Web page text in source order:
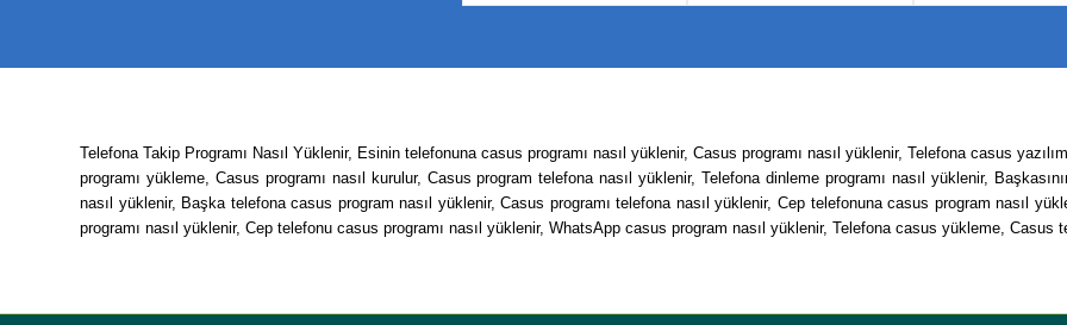
Telefona Takip Programı Nasıl Yüklenir, Esinin telefonuna casus programı nasıl yüklenir, Casus programı nasıl yüklenir, Telefona casus
programı yükleme, Casus programı nasıl kurulur, Casus program telefona nasıl yüklenir, Telefona dinleme programı nasıl yüklenir,
nasıl yüklenir, Başka telefona casus program nasıl yüklenir, Casus programı telefona nasıl yüklenir, Cep telefonuna casus program nasıl
programı nasıl yüklenir, Cep telefonu casus programı nasıl yüklenir, WhatsApp casus program nasıl yüklenir, Telefona casus yükleme, Casus